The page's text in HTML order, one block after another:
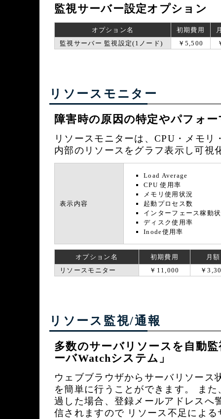
監視サーバー設定オプション
オプション名 初期費用
監視サーバー 監視設定(1ノード)
￥5,500
リソースモニター
障害時の原因の特定やパフォ
リソースモニターは、CPU・メモリ
内部のリソースをグラフ表示し可視
表示内容
Load Average
CPU 使用率
メモリ使用状況
起動プロセス数
インターフェース稼動
ディスク使用率
Inode使用率
オプション名 初期費用
月額
リソースモニター
￥11,000 ￥
リソース監視/通報
多数のサーバリソースを自動
ーバWatchシステム」
ウェブブラウザからサーバリソース
を簡単に行うことができます。 ま
過した場合、登録メールアドレスへ
信されますので リソース不足によ